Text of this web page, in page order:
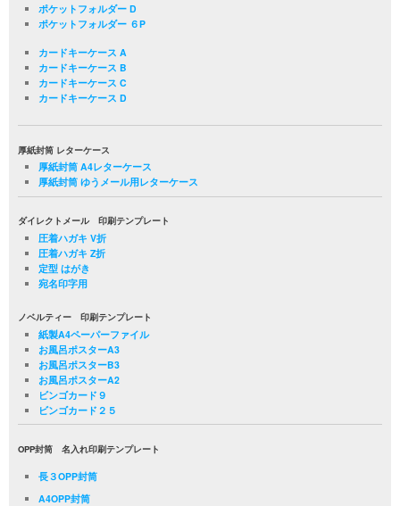
ポケットフォルダー D
ポケットフォルダー ６P
カードキーケース A
カードキーケース B
カードキーケース C
カードキーケース D
厚紙封筒 レターケース
厚紙封筒 A4レターケース
厚紙封筒 ゆうメール用レターケース
ダイレクトメール 印刷テンプレート
圧着ハガキ V折
圧着ハガキ Z折
定型 はがき
宛名印字用
ノベルティー 印刷テンプレート
紙製A4ペーパーファイル
お風呂ポスターA3
お風呂ポスターB3
お風呂ポスターA2
ビンゴカード９
ビンゴカード２５
OPP封筒 名入れ印刷テンプレート
長３OPP封筒
A4OPP封筒